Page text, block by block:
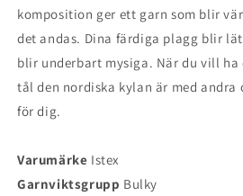
komposition ger ett garn som blir
det andas. Dina färdiga plagg blir
blir underbart mysiga. När du vill
tål den nordiska kylan är med andra
för dig.
Varumärke Istex
Garnviktsgrupp Bulky